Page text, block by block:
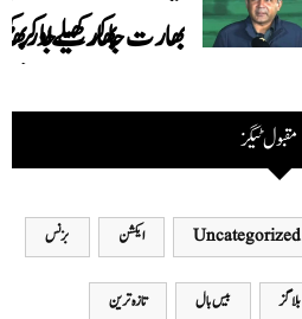
بھارت جاکر کھیلے اور بھارتی
مقبول ٹیگز
Uncategorized ایکشن بزنس
بلاگز بیس بال تازہ ترین